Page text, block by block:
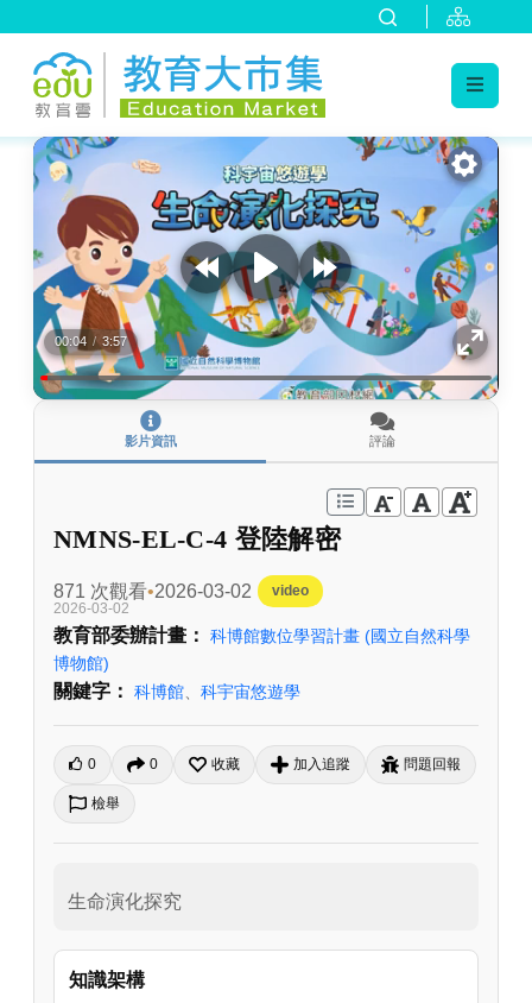
:::
00:04 / 3:57
影片資訊 評論
NMNS-EL-C-4 登陸解密
871 次觀看 2026-03-02
video
2026-03-02
教育部委辦計畫： 科博館數位學習計畫 (國立自然科學
博物館)
關鍵字： 科博館 科宇宙悠遊學
0 0 收藏 加入追蹤 問題回報
檢舉
生命演化探究
知識架構